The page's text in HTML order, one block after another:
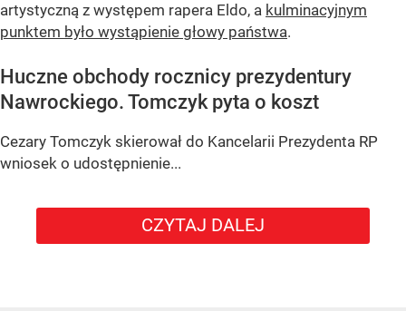
artystyczną z występem rapera Eldo, a kulminacyjnym
punktem było wystąpienie głowy państwa.
Huczne obchody rocznicy prezydentury
Nawrockiego. Tomczyk pyta o koszt
Cezary Tomczyk skierował do Kancelarii Prezydenta RP
wniosek o udostępnienie...
CZYTAJ DALEJ